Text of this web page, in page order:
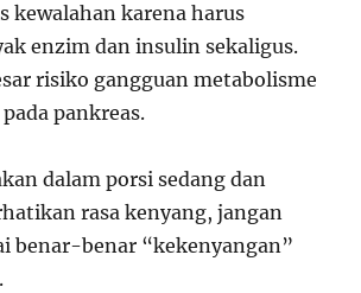
kewalahan karena harus
enzim dan insulin sekaligus.
risiko gangguan metabolisme
pankreas.
dalam porsi sedang dan
rasa kenyang, jangan
benar-benar “kekenyangan”